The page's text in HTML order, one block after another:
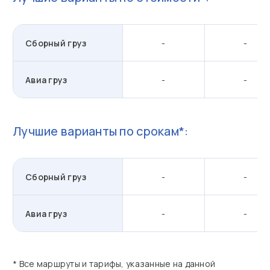
Сборный груз - -
Авиа груз - -
Лучшие варианты по срокам*:
Сборный груз - -
Авиа груз - -
* Все маршруты и тарифы, указанные на данной